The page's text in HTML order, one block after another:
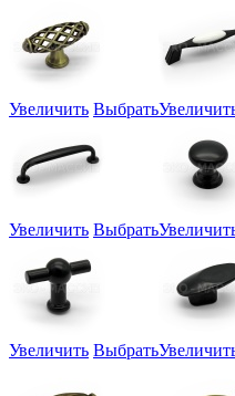
Увеличить Выбрать
Увеличить Выбрать
Увеличить Выбрать